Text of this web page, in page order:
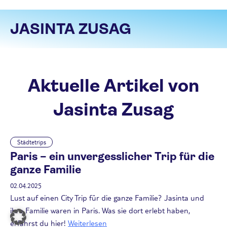
JASINTA ZUSAG
Aktuelle Artikel von
Jasinta Zusag
Städtetrips
Paris – ein unvergesslicher Trip für die
ganze Familie
02.04.2025
Lust auf einen City Trip für die ganze Familie? Jasinta und
ihre Familie waren in Paris. Was sie dort erlebt haben,
erfährst du hier! Weiterlesen